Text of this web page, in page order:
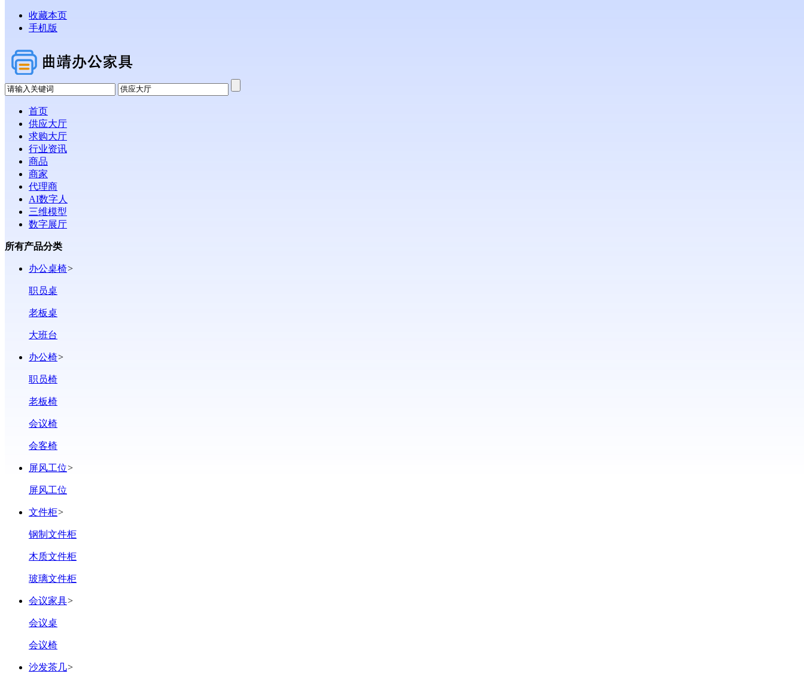
收藏本页
手机版
首页
供应大厅
求购大厅
行业资讯
商品
商家
代理商
AI数字人
三维模型
数字展厅
所有产品分类
办公桌椅>
职员桌
老板桌
大班台
办公椅>
职员椅
老板椅
会议椅
会客椅
屏风工位>
屏风工位
文件柜>
钢制文件柜
木质文件柜
玻璃文件柜
会议家具>
会议桌
会议椅
沙发茶几>